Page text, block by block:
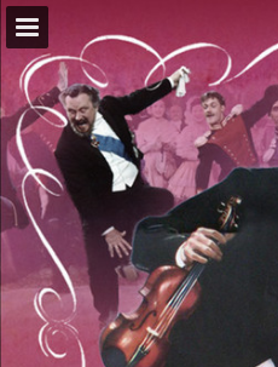
Seitenübersicht
PDF herunterladen
Suchen
Publikation melden